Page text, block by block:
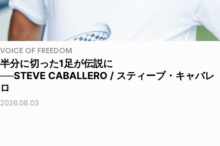
VOICE OF FREEDOM
半分に切った1足が伝説に
──STEVE CABALLERO / スティーブ・キャバレ
ロ
2026.08.03